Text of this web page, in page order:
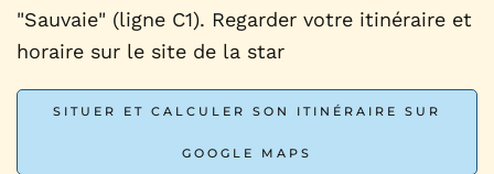
"Sauvaie" (ligne C1). Regarder votre itinéraire et
horaire sur le site de la star
SITUER ET CALCULER SON ITINÉRAIRE SUR
GOOGLE MAPS